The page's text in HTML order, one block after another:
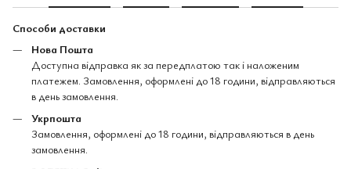
Способи доставки
Нова Пошта
Доступна відправка як за передплатою так і наложеним
платежем. Замовлення, оформлені до 18 години, відправляються
в день замовлення.
Укрпошта
Замовлення, оформлені до 18 години, відправляються в день
замовлення.